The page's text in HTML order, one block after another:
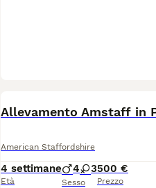
Allevamento Amstaff in
American Staffordshire
4 settimane
Età
4 3
Sesso
500 €
Prezzo